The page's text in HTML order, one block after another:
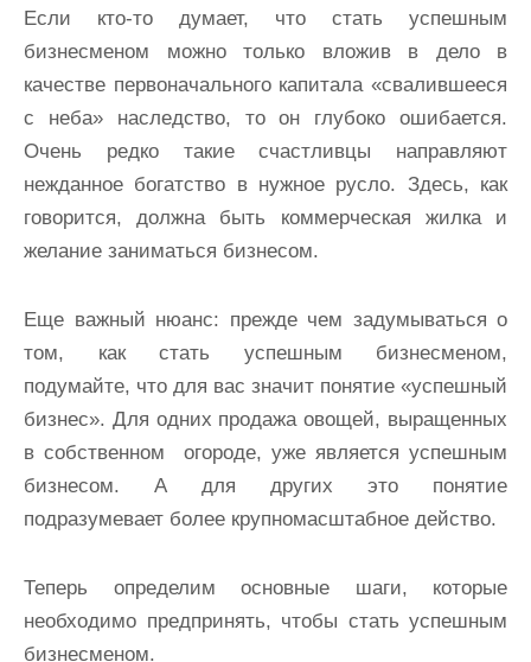
Если кто-то думает, что стать успешным
бизнесменом можно только вложив в дело в
качестве первоначального капитала «свалившееся
с неба» наследство, то он глубоко ошибается.
Очень редко такие счастливцы направляют
нежданное богатство в нужное русло. Здесь, как
говорится, должна быть коммерческая жилка и
желание заниматься бизнесом.
Еще важный нюанс: прежде чем задумываться о
том, как стать успешным бизнесменом,
подумайте, что для вас значит понятие «успешный
бизнес». Для одних продажа овощей, выращенных
в собственном огороде, уже является успешным
бизнесом. А для других это понятие
подразумевает более крупномасштабное действо.
Теперь определим основные шаги, которые
необходимо предпринять, чтобы стать успешным
бизнесменом.